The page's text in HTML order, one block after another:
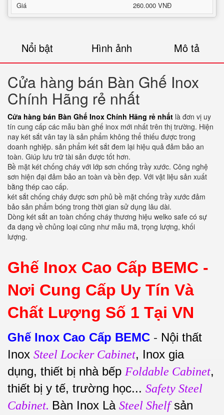
Giá
260.000 VNĐ
Nổi bật Hình ảnh Mô tả
Cửa hàng bán Bàn Ghế Inox
Chính Hãng rẻ nhất
Cửa hàng bán Bàn Ghế Inox Chính Hãng rẻ nhất là đơn vị uy
tín cung cấp các mẫu bàn ghế inox mới nhất trên thị trường. Hiện
nay két sắt vân tay là sản phẩm không thể thiếu được trong
doanh nghiệp. sản phẩm két sắt đem lại hiệu quả đảm bảo an
toàn. Giúp lưu trữ tài sản được tốt hơn.
Bề mặt két chống cháy với lớp sơn chống trầy xước. Công nghệ
sơn hiện đại đảm bảo an toàn và bền đẹp. Với vật liệu sản xuất
bằng thép cao cấp.
két sắt chống cháy được sơn phủ bề mặt chống trầy xước đảm
bảo sản phẩm bóng trong thời gian sử dụng lâu dài.
Dòng két sắt an toàn chống cháy thương hiệu welko safe có sự
đa dạng về chủng loại cũng như mẫu mã, trọng lượng, khối
lượng.
Ghế Inox Cao Cấp BEMC -
Nơi Cung Cấp Uy Tín Và
Chất Lượng Số 1 Tại VN
Ghế Inox Cao Cấp BEMC - Nội thất
Inox Steel Locker Cabinet, Inox gia
dụng, thiết bị nhà bếp Foldable Cabinet,
thiết bị y tế, trường học... Safety Steel
Cabinet. Bàn Inox Là Steel Shelfsản